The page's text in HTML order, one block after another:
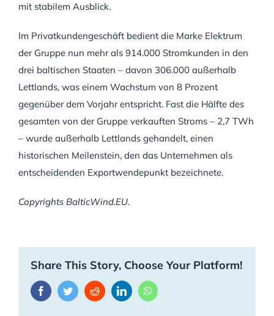
mit stabilem Ausblick.
Im Privatkundengeschäft bedient die Marke Elektrum
der Gruppe nun mehr als 914.000 Stromkunden in den
drei baltischen Staaten – davon 306.000 außerhalb
Lettlands, was einem Wachstum von 8 Prozent
gegenüber dem Vorjahr entspricht. Fast die Hälfte des
gesamten von der Gruppe verkauften Stroms – 2,7 TWh
– wurde außerhalb Lettlands gehandelt, einen
historischen Meilenstein, den das Unternehmen als
entscheidenden Exportwendepunkt bezeichnete.
Copyrights BalticWind.EU.
Share This Story, Choose Your Platform!
FacebookTwitterRedditLinkedInWhatsApp